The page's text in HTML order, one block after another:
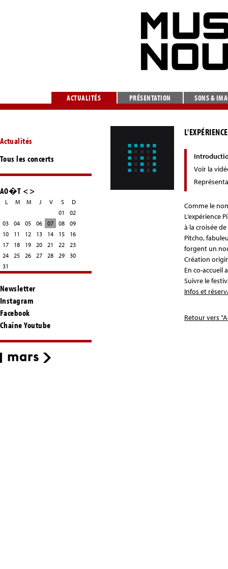
ACTUALITÉS PRÉSENTATION SONS &
Actualités
Tous les concerts
AO�T <>
L M M J V S
D
01
02
03
04 05 06 07 08
09
10
11 12 13 14 15
16
17
18 19 20 21 22
23
24
25 26 27 28 29
30
31
Newsletter
Instagram
Facebook
Chaîne Youtube
Voir la
Comme le
L’expérience
à la croisée
Pitcho,
forgent un
Création
En co-accueil
Suivre le
Infos et
Retour vers